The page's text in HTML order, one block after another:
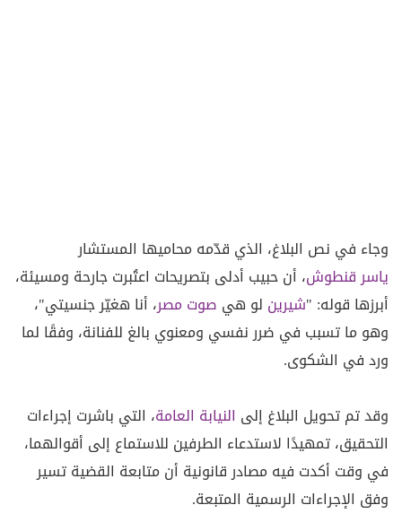
وجاء في نص البلاغ، الذي قدّمه محاميها المستشار
ياسر قنطوش، أن حبيب أدلى بتصريحات اعتُبرت جارحة ومسيئة،
أبرزها قوله: "شيرين لو هي صوت مصر، أنا هغيّر جنسيتي"،
وهو ما تسبب في ضرر نفسي ومعنوي بالغ للفنانة، وفقًا لما
ورد في الشكوى.
وقد تم تحويل البلاغ إلى النيابة العامة، التي باشرت إجراءات
التحقيق، تمهيدًا لاستدعاء الطرفين للاستماع إلى أقوالهما،
في وقت أكدت فيه مصادر قانونية أن متابعة القضية تسير
وفق الإجراءات الرسمية المتبعة.